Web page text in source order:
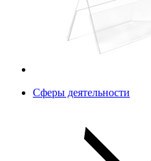
Сферы деятельности